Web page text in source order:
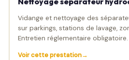
Vidange et nettoyage des
sur parkings, stations de lavage,
Entretien réglementaire obligatoire.
Voir cette prestation